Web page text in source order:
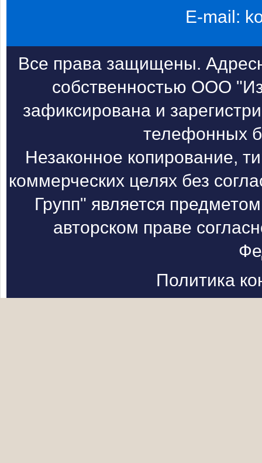
E-mail:
Все права защищены.
собственностью ООО
зафиксирована и
телефонных
Незаконное копирование,
коммерческих целях без
Групп" является
авторском праве
Политика